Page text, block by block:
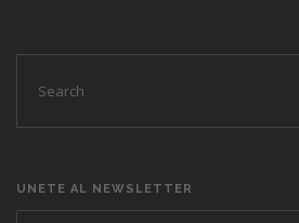
UNETE AL NEWSLETTER